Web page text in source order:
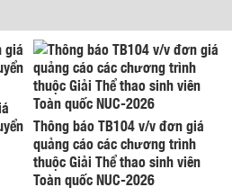
Thông báo TB104 v/v đơn giá
quảng cáo các chương trình
thuộc Giải Thể thao sinh viên
Toàn quốc NUC-2026